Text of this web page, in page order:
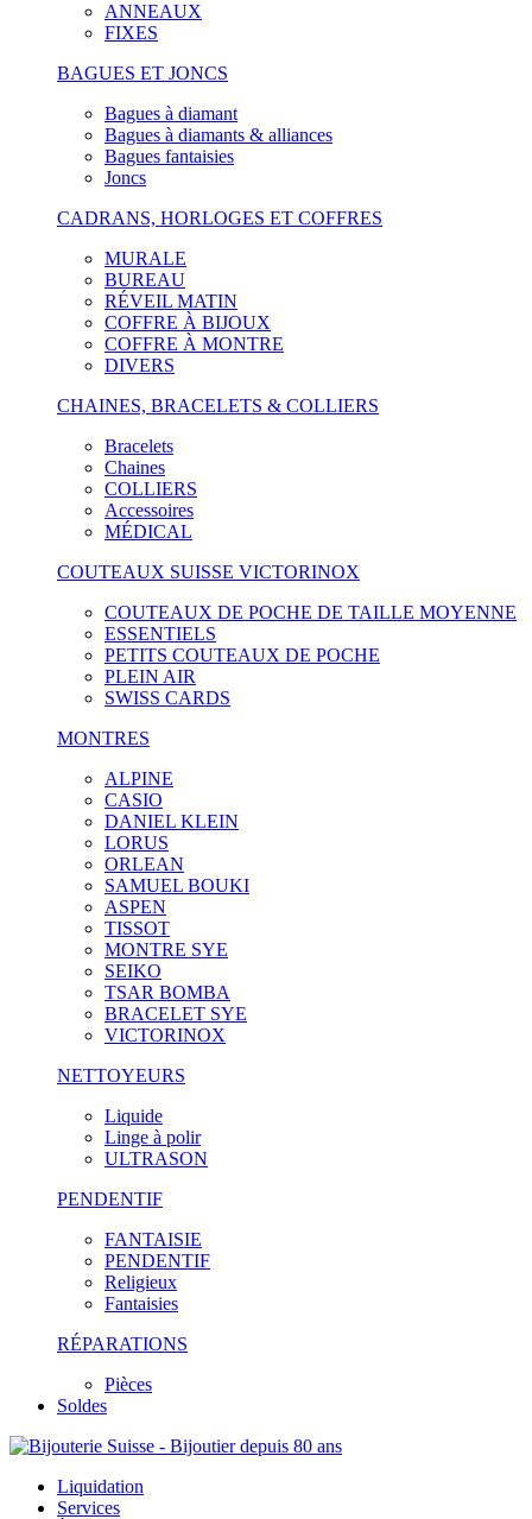
ANNEAUX
FIXES
BAGUES ET JONCS
Bagues à diamant
Bagues à diamants & alliances
Bagues fantaisies
Joncs
CADRANS, HORLOGES ET COFFRES
MURALE
BUREAU
RÉVEIL MATIN
COFFRE À BIJOUX
COFFRE À MONTRE
DIVERS
CHAINES, BRACELETS & COLLIERS
Bracelets
Chaines
COLLIERS
Accessoires
MÉDICAL
COUTEAUX SUISSE VICTORINOX
COUTEAUX DE POCHE DE TAILLE MOYENNE
ESSENTIELS
PETITS COUTEAUX DE POCHE
PLEIN AIR
SWISS CARDS
MONTRES
ALPINE
CASIO
DANIEL KLEIN
LORUS
ORLEAN
SAMUEL BOUKI
ASPEN
TISSOT
MONTRE SYE
SEIKO
TSAR BOMBA
BRACELET SYE
VICTORINOX
NETTOYEURS
Liquide
Linge à polir
ULTRASON
PENDENTIF
FANTAISIE
PENDENTIF
Religieux
Fantaisies
RÉPARATIONS
Pièces
Soldes
Liquidation
Services